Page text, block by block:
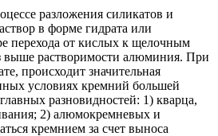
разложения силикатов и
в форме гидрата или
перехода от кислых к щелочным
выше растворимости алюминия. При
происходит значительная
условиях кремний большей
разновидностей: 1) кварца,
2) алюмокремневых и
кремнием за счет выноса